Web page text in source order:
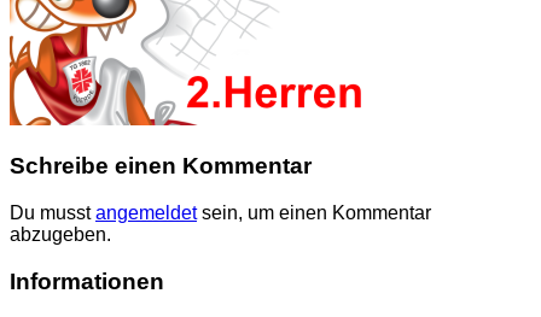
Schreibe einen Kommentar
Du musstangemeldetsein, um einen Kommentar
abzugeben.
Informationen